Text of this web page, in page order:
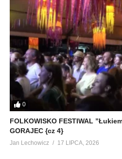
0
FOLKOWISKO FESTIWAL
GORAJEC {cz 4}
Jan Lechowicz 17 LIPCA, 2026